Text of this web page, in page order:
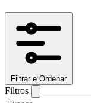
Filtrar e Ordenar
Filtros